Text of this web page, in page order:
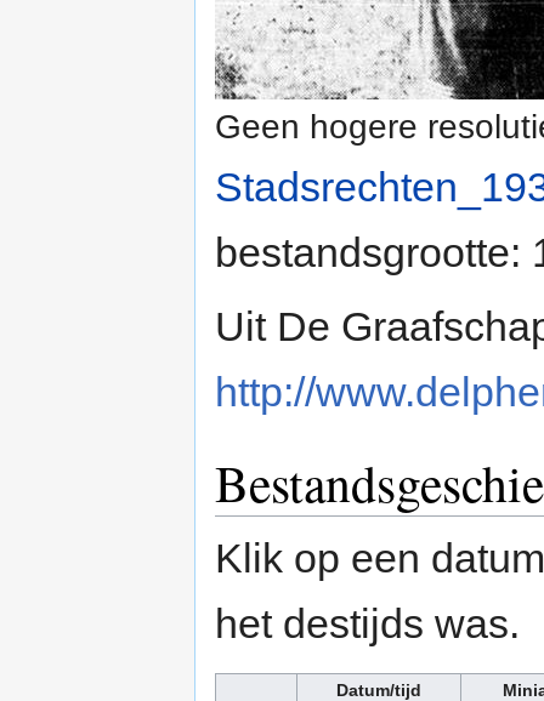
Geen hogere
bestandsgrootte:
Uit De
http://
Klik op een
het destijds was.
Datum/tijd